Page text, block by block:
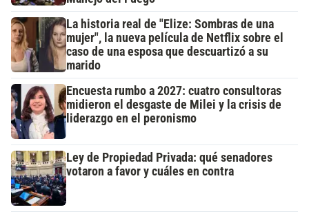
La historia real de "Elize: Sombras de una
mujer", la nueva película de Netflix sobre el
caso de una esposa que descuartizó a su
marido
Encuesta rumbo a 2027: cuatro consultoras
midieron el desgaste de Milei y la crisis de
liderazgo en el peronismo
Ley de Propiedad Privada: qué senadores
votaron a favor y cuáles en contra